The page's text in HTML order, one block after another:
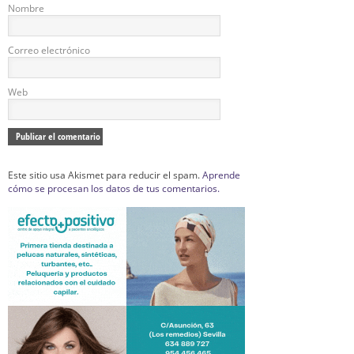
Nombre
Correo electrónico
Web
Este sitio usa Akismet para reducir el spam.Aprende
cómo se procesan los datos de tus comentarios.